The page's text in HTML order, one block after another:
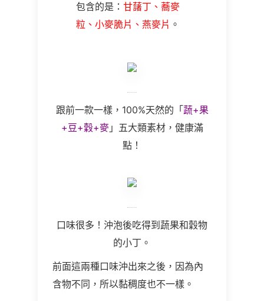
包含的是： 甘藷丁、蕎麥
粒、小麥脆片、燕麥片 。
跟前一款一樣， 100%天然的 「 蔬+果
+豆+穀+麥」五大類素材， 健康滿
點！
口味很多！ 沖泡後吃得到蔬果和穀物
的小丁。
前面這兩種口味沖出來之後，因為內
含物不同，所以黏稠度也不一樣。